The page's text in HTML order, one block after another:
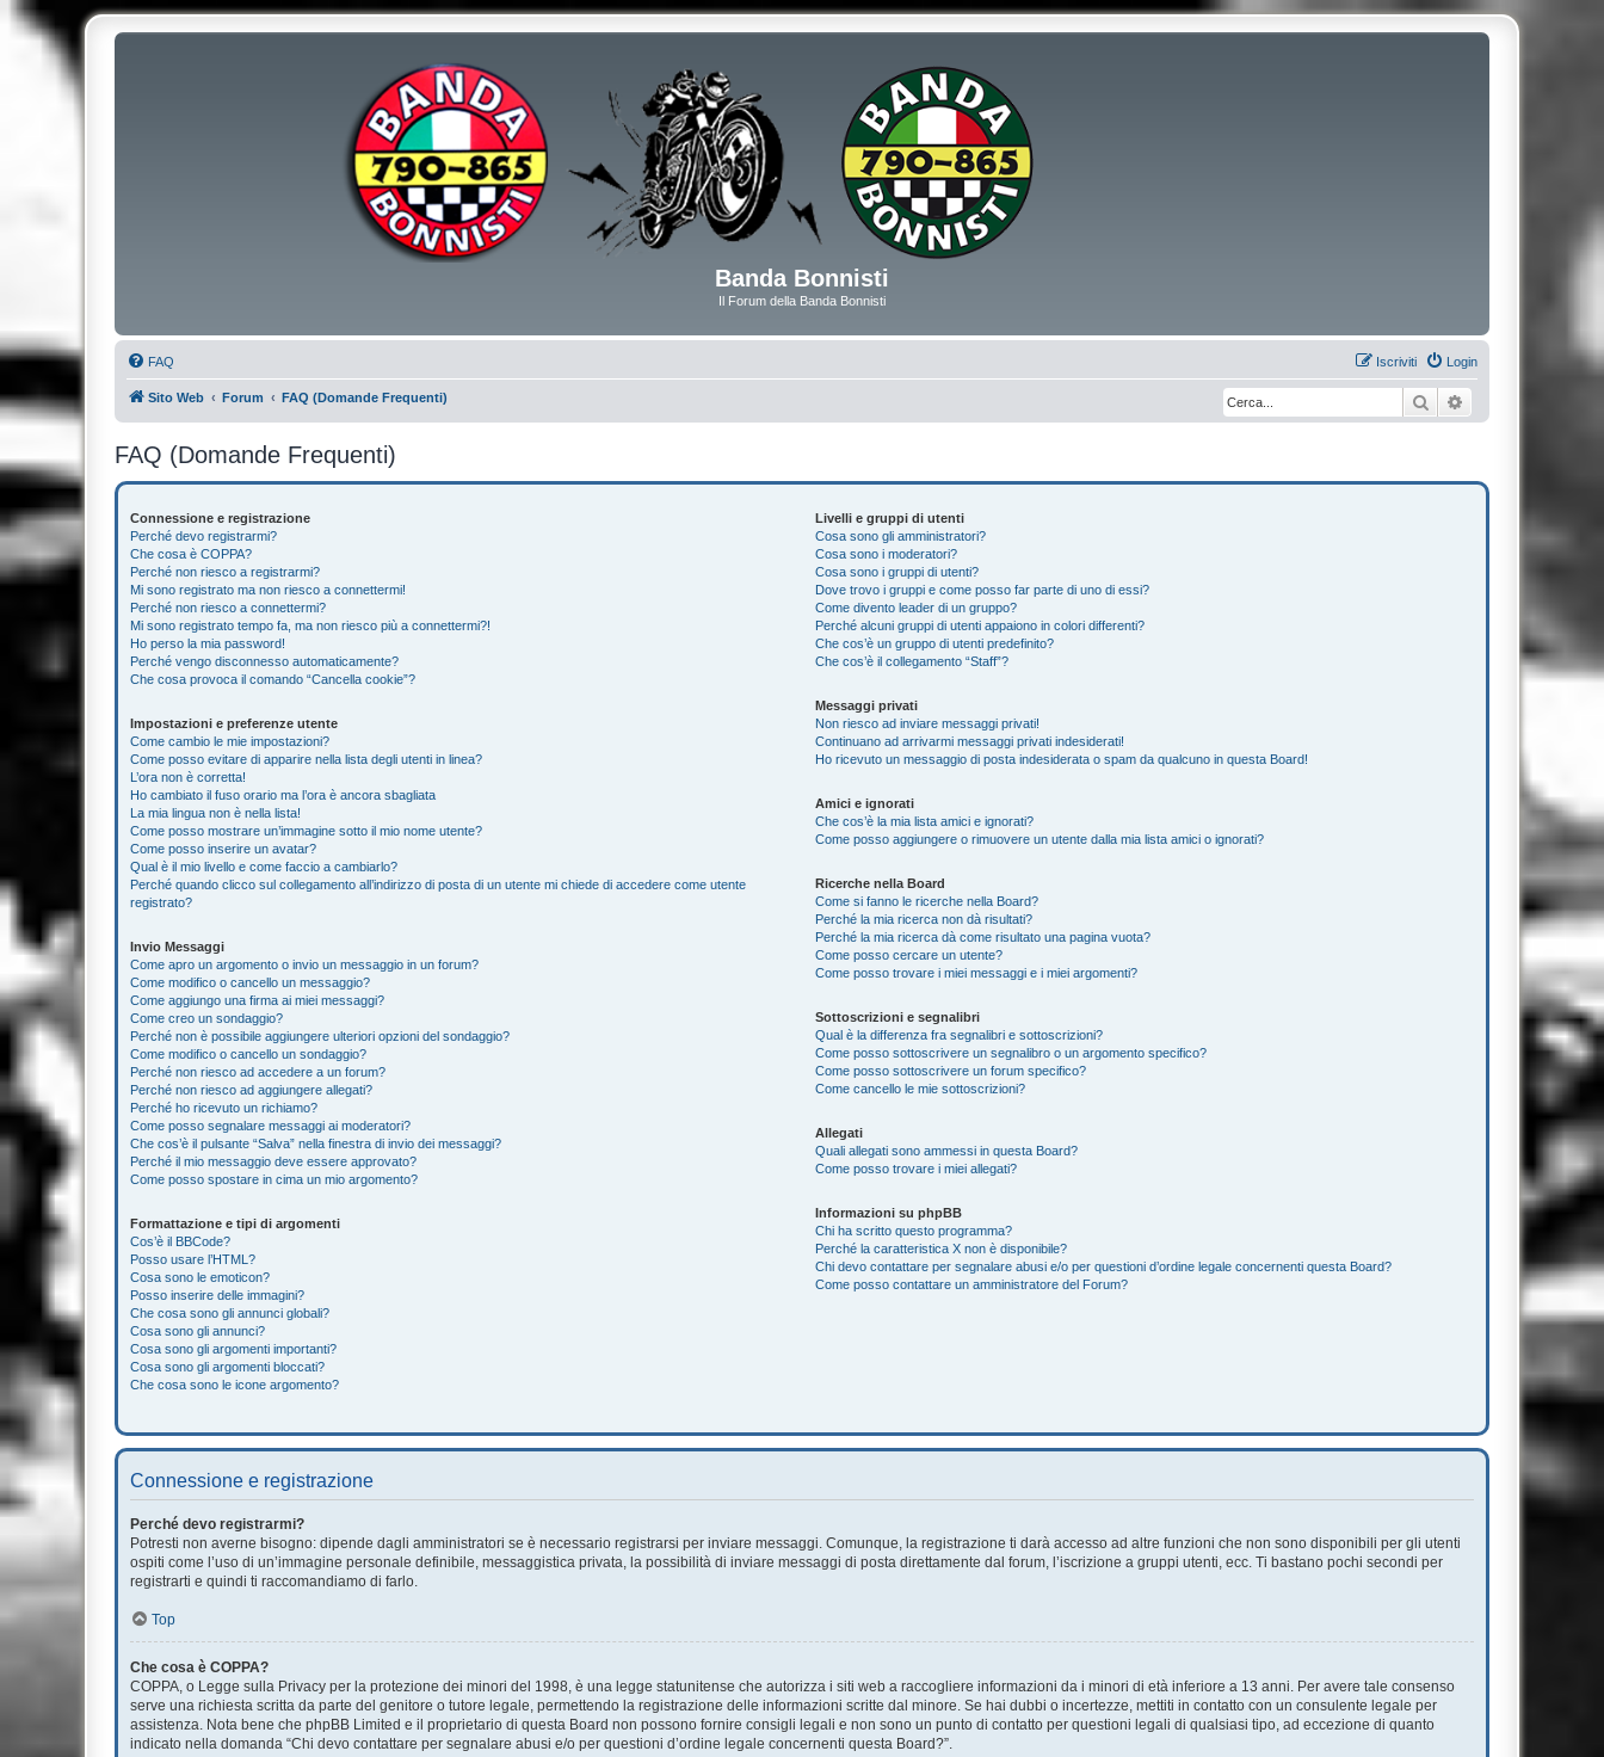
Banda Bonnisti
Il Forum della Banda Bonnisti
FAQ Login
Iscriviti
Sito Web Forum FAQ (Domande Frequenti) Cerca
FAQ (Domande Frequenti)
Connessione e registrazione
Perché devo registrarmi?
Che cosa è COPPA?
Perché non riesco a registrarmi?
Mi sono registrato ma non riesco a connettermi!
Perché non riesco a connettermi?
Mi sono registrato tempo fa, ma non riesco più a connettermi?!
Ho perso la mia password!
Perché vengo disconnesso automaticamente?
Che cosa provoca il comando “Cancella cookie”?
Impostazioni e preferenze utente
Come cambio le mie impostazioni?
Come posso evitare di apparire nella lista degli utenti in linea?
L’ora non è corretta!
Ho cambiato il fuso orario ma l’ora è ancora sbagliata
La mia lingua non è nella lista!
Come posso mostrare un’immagine sotto il mio nome utente?
Come posso inserire un avatar?
Qual è il mio livello e come faccio a cambiarlo?
Perché quando clicco sul collegamento all’indirizzo di posta di un utente mi chiede di accedere come utente
registrato?
Invio Messaggi
Come apro un argomento o invio un messaggio in un forum?
Come modifico o cancello un messaggio?
Come aggiungo una firma ai miei messaggi?
Come creo un sondaggio?
Perché non è possibile aggiungere ulteriori opzioni del sondaggio?
Come modifico o cancello un sondaggio?
Perché non riesco ad accedere a un forum?
Perché non riesco ad aggiungere allegati?
Perché ho ricevuto un richiamo?
Come posso segnalare messaggi ai moderatori?
Che cos’è il pulsante “Salva” nella finestra di invio dei messaggi?
Perché il mio messaggio deve essere approvato?
Come posso spostare in cima un mio argomento?
Formattazione e tipi di argomenti
Cos’è il BBCode?
Posso usare l’HTML?
Cosa sono le emoticon?
Posso inserire delle immagini?
Che cosa sono gli annunci globali?
Cosa sono gli annunci?
Cosa sono gli argomenti importanti?
Cosa sono gli argomenti bloccati?
Che cosa sono le icone argomento?
Livelli e gruppi di utenti
Cosa sono gli amministratori?
Cosa sono i moderatori?
Cosa sono i gruppi di utenti?
Dove trovo i gruppi e come posso far parte di uno di essi?
Come divento leader di un gruppo?
Perché alcuni gruppi di utenti appaiono in colori differenti?
Che cos’è un gruppo di utenti predefinito?
Che cos’è il collegamento “Staff”?
Messaggi privati
Non riesco ad inviare messaggi privati!
Continuano ad arrivarmi messaggi privati indesiderati!
Ho ricevuto un messaggio di posta indesiderata o spam da qualcuno in questa Board!
Amici e ignorati
Che cos’è la mia lista amici e ignorati?
Come posso aggiungere o rimuovere un utente dalla mia lista amici o ignorati?
Ricerche nella Board
Come si fanno le ricerche nella Board?
Perché la mia ricerca non dà risultati?
Perché la mia ricerca dà come risultato una pagina vuota?
Come posso cercare un utente?
Come posso trovare i miei messaggi e i miei argomenti?
Sottoscrizioni e segnalibri
Qual è la differenza fra segnalibri e sottoscrizioni?
Come posso sottoscrivere un segnalibro o un argomento specifico?
Come posso sottoscrivere un forum specifico?
Come cancello le mie sottoscrizioni?
Allegati
Quali allegati sono ammessi in questa Board?
Come posso trovare i miei allegati?
Informazioni su phpBB
Chi ha scritto questo programma?
Perché la caratteristica X non è disponibile?
Chi devo contattare per segnalare abusi e/o per questioni d’ordine legale concernenti questa Board?
Come posso contattare un amministratore del Forum?
Connessione e registrazione
Perché devo registrarmi?
Potresti non averne bisogno: dipende dagli amministratori se è necessario registrarsi per inviare messaggi. Comunque, la registrazione ti darà accesso ad altre funzioni che non sono disponibili per gli utenti
ospiti come l’uso di un’immagine personale definibile, messaggistica privata, la possibilità di inviare messaggi di posta direttamente dal forum, l’iscrizione a gruppi utenti, ecc. Ti bastano pochi secondi per
registrarti e quindi ti raccomandiamo di farlo.
Top
Che cosa è COPPA?
COPPA, o Legge sulla Privacy per la protezione dei minori del 1998, è una legge statunitense che autorizza i siti web a raccogliere informazioni da i minori di età inferiore a 13 anni. Per avere tale consenso
serve una richiesta scritta da parte del genitore o tutore legale, permettendo la registrazione delle informazioni scritte dal minore. Se hai dubbi o incertezze, mettiti in contatto con un consulente legale per
assistenza. Nota bene che phpBB Limited e il proprietario di questa Board non possono fornire consigli legali e non sono un punto di contatto per questioni legali di qualsiasi tipo, ad eccezione di quanto
indicato nella domanda “Chi devo contattare per segnalare abusi e/o per questioni d’ordine legale concernenti questa Board?”.